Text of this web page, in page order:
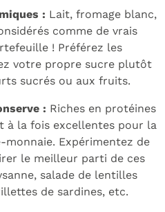
: Lait, fromage blanc,
comme de vrais
! Préférez les
votre propre sucre plutôt
sucrés ou aux fruits.
: Riches en protéines
à la fois excellentes pour la
Expérimentez de
le meilleur parti de ces
salade de lentilles
de sardines, etc.